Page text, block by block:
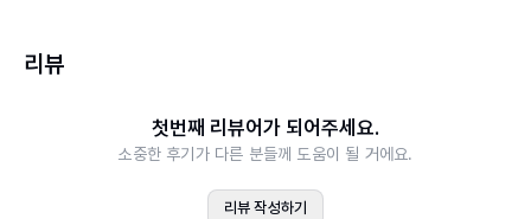
따뜻한 세상이 점점 확장되며, 아이는 성장합니다. 책의 마
니다. 딸을 품에 안은 모습은 어린 시절 우리 아빠 같은 아빠
가 되고 싶다고 소망했던 모습과 꼭 닮았습니다.
리뷰
첫번째 리뷰어가 되어주세요.
소중한 후기가 다른 분들께 도움이 될 거에요.
리뷰 작성하기